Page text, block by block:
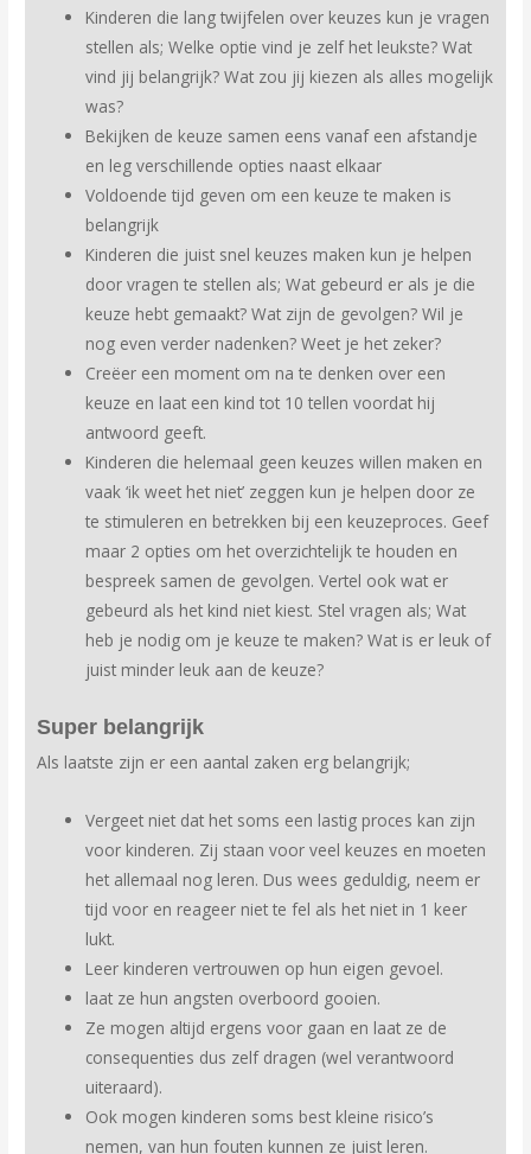
Kinderen die lang twijfelen over keuzes kun je vragen
stellen als; Welke optie vind je zelf het leukste? Wat
vind jij belangrijk? Wat zou jij kiezen als alles mogelijk
was?
Bekijken de keuze samen eens vanaf een afstandje
en leg verschillende opties naast elkaar
Voldoende tijd geven om een keuze te maken is
belangrijk
Kinderen die juist snel keuzes maken kun je helpen
door vragen te stellen als; Wat gebeurd er als je die
keuze hebt gemaakt? Wat zijn de gevolgen? Wil je
nog even verder nadenken? Weet je het zeker?
Creëer een moment om na te denken over een
keuze en laat een kind tot 10 tellen voordat hij
antwoord geeft.
Kinderen die helemaal geen keuzes willen maken en
vaak ‘ik weet het niet’ zeggen kun je helpen door ze
te stimuleren en betrekken bij een keuzeproces. Geef
maar 2 opties om het overzichtelijk te houden en
bespreek samen de gevolgen. Vertel ook wat er
gebeurd als het kind niet kiest. Stel vragen als; Wat
heb je nodig om je keuze te maken? Wat is er leuk of
juist minder leuk aan de keuze?
Super belangrijk
Als laatste zijn er een aantal zaken erg belangrijk;
Vergeet niet dat het soms een lastig proces kan zijn
voor kinderen. Zij staan voor veel keuzes en moeten
het allemaal nog leren. Dus wees geduldig, neem er
tijd voor en reageer niet te fel als het niet in 1 keer
lukt.
Leer kinderen vertrouwen op hun eigen gevoel.
laat ze hun angsten overboord gooien.
Ze mogen altijd ergens voor gaan en laat ze de
consequenties dus zelf dragen (wel verantwoord
uiteraard).
Ook mogen kinderen soms best kleine risico’s
nemen, van hun fouten kunnen ze juist leren.